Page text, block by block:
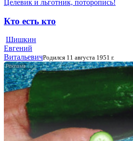
Целевик и льготник, поторопись!
Кто есть кто
Шишкин
Евгений
ВитальевичРодился 11 августа 1951 г.